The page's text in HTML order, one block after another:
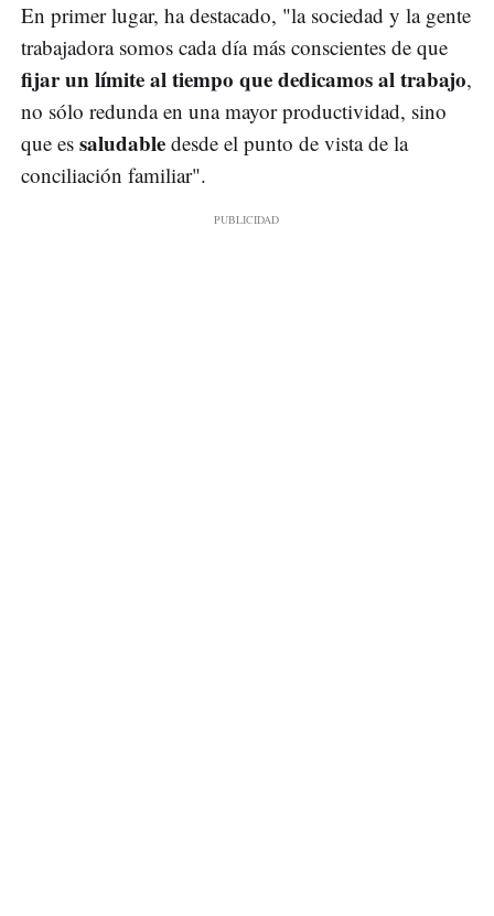
En primer lugar, ha destacado, "la sociedad y la gente
trabajadora somos cada día más conscientes de que
fijar un límite al tiempo que dedicamos al trabajo,
no sólo redunda en una mayor productividad, sino
que es saludable desde el punto de vista de la
conciliación familiar".